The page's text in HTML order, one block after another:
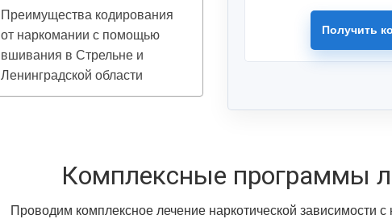
Преимущества кодирования
от наркомании с помощью
вшивания в Стрельне и
Ленинградской области
Получить
Комплексные программы
Проводим комплексное лечение наркотической зависимости